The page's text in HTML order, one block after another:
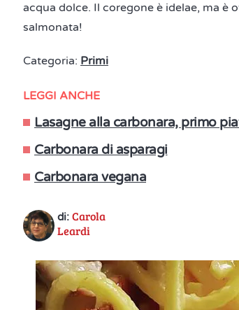
acqua dolce. Il coregone è idelae, ma
salmonata!
Categoria: Primi
LEGGI ANCHE
Lasagne alla carbonara, primo
Carbonara di asparagi
Carbonara vegana
di: Carola
Leardi